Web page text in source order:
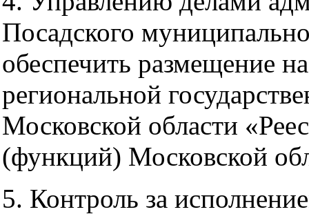
Посадского
обеспечить размещение
региональной
Московской области
(функций) Московской
5. Контроль за